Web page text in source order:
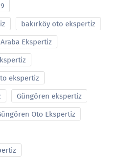
bakırköy oto ekspertiz
Ekspertiz
ekspertiz
Güngören ekspertiz
Oto Ekspertiz